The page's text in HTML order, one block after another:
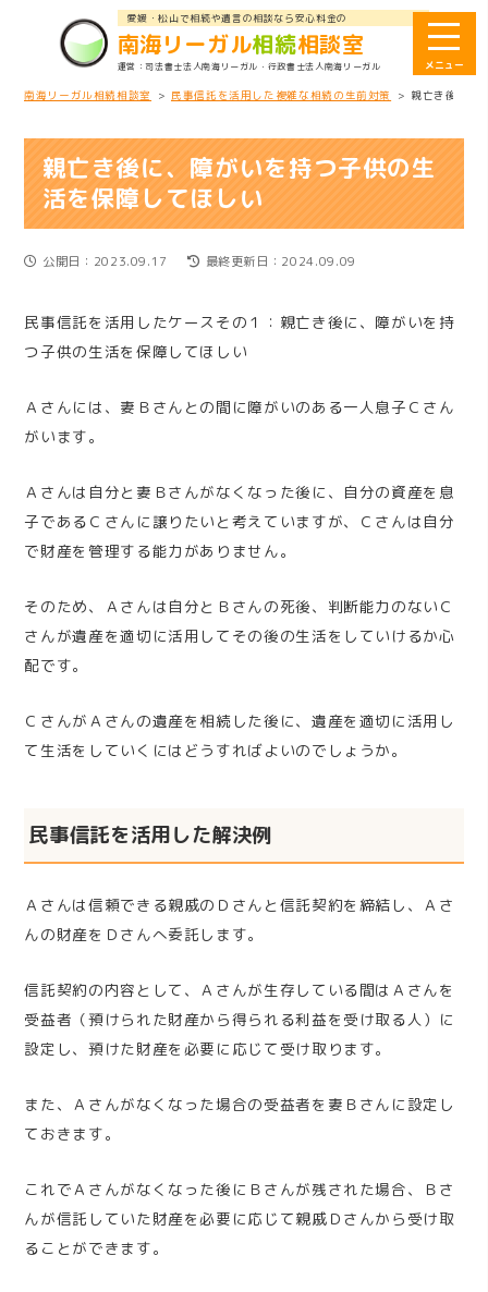
愛媛・松山で相続や遺言の相談なら安心料金の
南海リーガル相続相談室
司法書士法人南海リーガル ・行政書士法人南海リーガル
南海リーガル相続相談室 > 民事信託を活用した複雑な相続の生前対策 > 親亡き後に、
親亡き後に、障がいを持つ子供の生
活を保障してほしい
公開日：2023.09.17 最終更新日：2024.09.09
民事信託を活用したケースその１：親亡き後に、障がいを持
つ子供の生活を保障してほしい
Ａさんには、妻Ｂさんとの間に障がいのある一人息子Ｃさん
がいます。
Ａさんは自分と妻Ｂさんがなくなった後に、自分の資産を息
子であるＣさんに譲りたいと考えていますが、Ｃさんは自分
で財産を管理する能力がありません。
そのため、Ａさんは自分とＢさんの死後、判断能力のないＣ
さんが遺産を適切に活用してその後の生活をしていけるか心
配です。
ＣさんがＡさんの遺産を相続した後に、遺産を適切に活用し
て生活をしていくにはどうすればよいのでしょうか。
民事信託を活用した解決例
Ａさんは信頼できる親戚のＤさんと信託契約を締結し、Ａさ
んの財産をＤさんへ委託します。
信託契約の内容として、Ａさんが生存している間はＡさんを
受益者（預けられた財産から得られる利益を受け取る人）に
設定し、預けた財産を必要に応じて受け取ります。
また、Ａさんがなくなった場合の受益者を妻Ｂさんに設定し
ておきます。
これでＡさんがなくなった後にＢさんが残された場合、Ｂさ
んが信託していた財産を必要に応じて親戚Ｄさんから受け取
ることができます。